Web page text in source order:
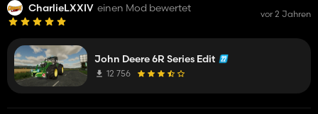
CharlieLXXIV einen Mod bewertet vor 2 Jahren
John Deere 6R Series Edit
12 756